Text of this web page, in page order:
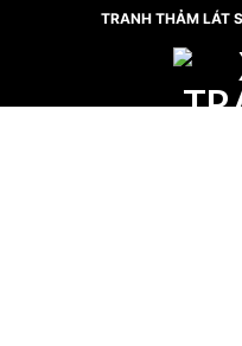
TRANH THẢM LÁT